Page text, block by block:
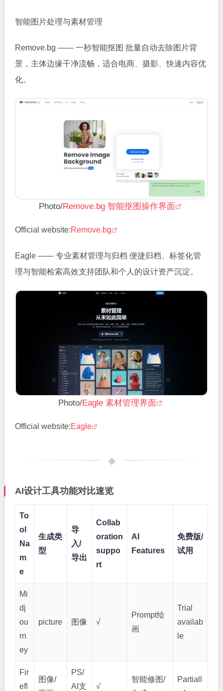
智能图片处理与素材管理
Remove.bg —— 一秒智能抠图 批量自动去除图片背
景，主体边缘干净流畅，适合电商、摄影、快速内容优
化。
Photo/Remove.bg 智能抠图操作界面
Official website:Remove.bg
Eagle —— 专业素材管理与归档 便捷归档、标签化管
理与智能检索高效支持团队和个人的设计资产沉淀。
Photo/Eagle 素材管理界面
Official website:Eagle
AI设计工具功能对比速览
To
ol
Na
m
e
生成类
型
导
入/
导出
Collab
oration
suppo
rt
AI
Features
免费版/
试用
Mi
dj
ou
rn
ey
picture 图像 √
Prompt绘
画
Trial
availab
le
Fir
efl
图像/
PS/
AI支
√
智能修图/
Partiall